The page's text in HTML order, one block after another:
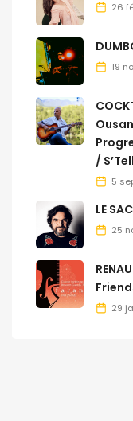
26
19
/
5
LE
25
29